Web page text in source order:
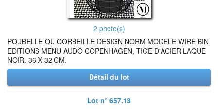
2 photo(s)
POUBELLE OU CORBEILLE DESIGN NORM MODELE WIRE BIN
EDITIONS MENU AUDO COPENHAGEN, TIGE D'ACIER LAQUE
NOIR. 36 X 32 CM.
Détail du lot
Lot n° 657.13